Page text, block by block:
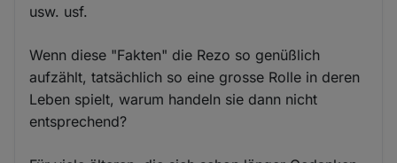
usw. usf.
Wenn diese "Fakten" die Rezo so genüßlich
aufzählt, tatsächlich so eine grosse Rolle in deren
Leben spielt, warum handeln sie dann nicht
entsprechend?